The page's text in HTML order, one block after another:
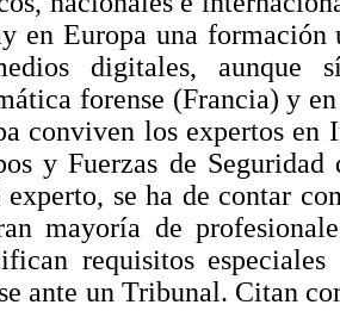
en Europa una
digitales, aunque
forense (Francia) y
conviven los expertos en
y Fuerzas de
experto, se ha de contar
mayoría de
requisitos
ante un Tribunal. Citan